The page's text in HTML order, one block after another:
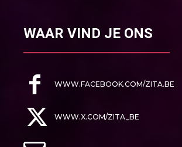
WAAR VIND JE ONS
WWW.FACEBOOK.COM/ZITA.BE
WWW.X.COM/ZITA_BE